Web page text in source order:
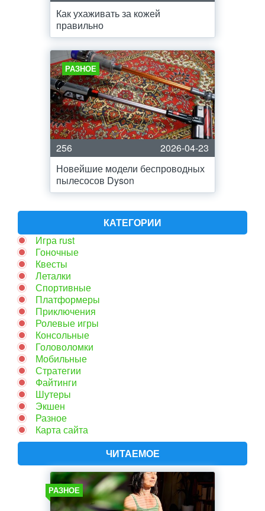
Как ухаживать за кожей
правильно
РАЗНОЕ
256
2026-04-23
Новейшие модели беспроводных
пылесосов Dyson
КАТЕГОРИИ
Игра rust
Гоночные
Квесты
Леталки
Спортивные
Платформеры
Приключения
Ролевые игры
Консольные
Головоломки
Мобильные
Стратегии
Файтинги
Шутеры
Экшен
Разное
Карта сайта
ЧИТАЕМОЕ
РАЗНОЕ